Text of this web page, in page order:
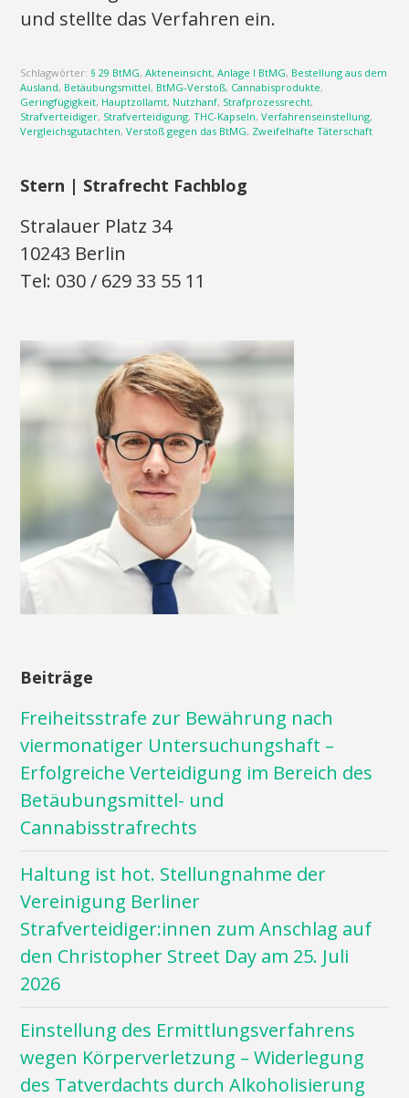
und stellte das Verfahren ein.
Schlagwörter: § 29 BtMG,Akteneinsicht,Anlage I BtMG, Bestellung aus dem
Ausland, Betäubungsmittel, BtMG-Verstoß, Cannabisprodukte,
Geringfügigkeit, Hauptzollamt, Nutzhanf, Strafprozessrecht,
Strafverteidiger, Strafverteidigung,THC-Kapseln,Verfahrenseinstellung,
Vergleichsgutachten,Verstoß gegen das BtMG, Zweifelhafte Täterschaft
Stern | Strafrecht Fachblog
Stralauer Platz 34
10243 Berlin
Tel: 030 / 629 33 55 11
Beiträge
Freiheitsstrafe zur Bewährung nach
viermonatiger Untersuchungshaft –
Erfolgreiche Verteidigung im Bereich des
Betäubungsmittel- und
Cannabisstrafrechts
Haltung ist hot. Stellungnahme der
Vereinigung Berliner
Strafverteidiger:innen zum Anschlag auf
den Christopher Street Day am 25. Juli
2026
Einstellung des Ermittlungsverfahrens
wegen Körperverletzung – Widerlegung
des Tatverdachts durch Alkoholisierung